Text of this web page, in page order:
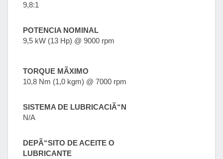
9,8:1
POTENCIA NOMINAL
9,5 kW (13 Hp) @ 9000 rpm
TORQUE MÃXIMO
10,8 Nm (1,0 kgm) @ 7000 rpm
SISTEMA DE LUBRICACIÃ“N
N/A
DEPÃ“SITO DE ACEITE O
LUBRICANTE